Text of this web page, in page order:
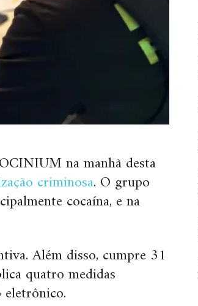
na manhã desta
criminosa. O grupo
cocaína, e na
Além disso, cumpre 31
quatro medidas